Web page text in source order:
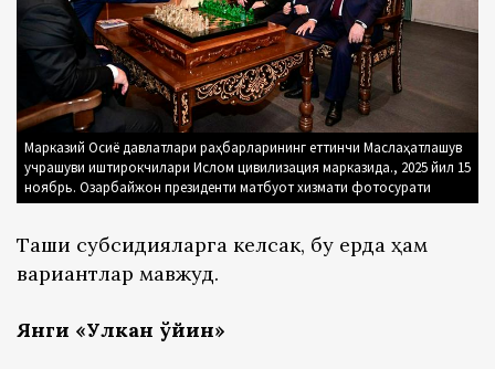
Марказий Осиё давлатлари раҳбарларининг еттинчи Маслаҳатлашув
учрашуви иштирокчилари Ислом цивилизация марказида., 2025 йил 15
ноябрь. Озарбайжон президенти матбуот хизмати фотосурати
Ташқи субсидияларга келсак, бу ерда ҳам
вариантлар мавжуд.
Янги «Улкан ўйин»